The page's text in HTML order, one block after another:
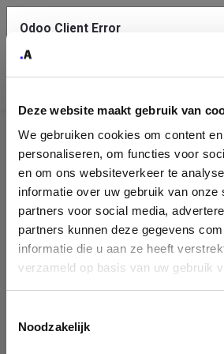
Deze website maakt gebruik van
We gebruiken cookies om content
personaliseren, om functies voor
en om ons websiteverkeer te
informatie over uw gebruik van onze
partners voor social media,
partners kunnen deze gegevens
informatie die u aan ze heeft
verzameld op basis van uw gebruik
Noodzakelijk
Company
Identification
Please fill in your company
You can search a company in our database
enterprise ID. When a company is selected
form. If you don't find your company in our
Odoo Client Error
service.
See details
Ok